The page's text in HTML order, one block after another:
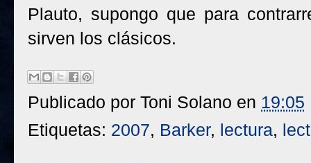
Plauto, supongo que para
sirven los clásicos.
Publicado por Toni Solano en 19:05
Etiquetas: 2007, Barker, lectura,